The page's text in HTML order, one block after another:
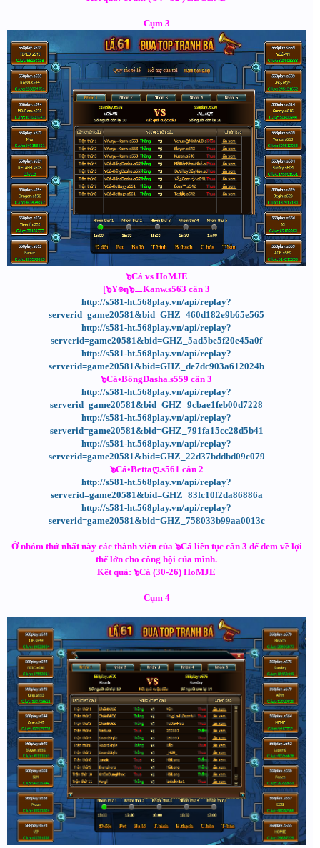
Cụm 3
๖Cá vs HoMJE
[๖Y๏ƞ๖⚊Kanw.s563 cân 3
http://s581-ht.568play.vn/api/replay?
serverid=game20581&bid=GHZ_460d182e9b65e565
http://s581-ht.568play.vn/api/replay?
serverid=game20581&bid=GHZ_5ad5be5f20e45a0f
http://s581-ht.568play.vn/api/replay?
serverid=game20581&bid=GHZ_de7dc903a612024b
๖Cá•BốngDasha.s559 cân 3
http://s581-ht.568play.vn/api/replay?
serverid=game20581&bid=GHZ_9cbae1feb00d7228
http://s581-ht.568play.vn/api/replay?
serverid=game20581&bid=GHZ_791fa15cc28d5b41
http://s581-ht.568play.vn/api/replay?
serverid=game20581&bid=GHZ_22d37bddbd09c079
๖Cá•Bettaღ.s561 cân 2
http://s581-ht.568play.vn/api/replay?
serverid=game20581&bid=GHZ_83fc10f2da86886a
http://s581-ht.568play.vn/api/replay?
serverid=game20581&bid=GHZ_758033b99aa0013c
Ở nhóm thứ nhất này các thành viên của ๖Cá liên tục cân 3 để đem về lợi
thế lớn cho công hội của mình.
Kết quả: ๖Cá (30-26) HoMJE
Cụm 4